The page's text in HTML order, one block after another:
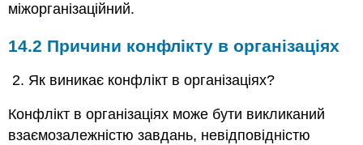
міжорганізаційний.
14.2 Причини конфлікту в організаціях
Як виникає конфлікт в організаціях?
Конфлікт в організаціях може бути викликаний
взаємозалежністю завдань, невідповідністю